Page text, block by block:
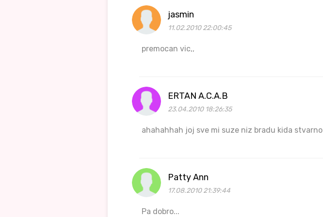
jasmin
11.02.2010 22:00:45
premocan vic,,
ERTAN A.C.A.B
23.04.2010 18:26:35
ahahahhah joj sve mi suze niz bradu kida stvarno
Patty Ann
17.08.2010 21:39:44
Pa dobro...